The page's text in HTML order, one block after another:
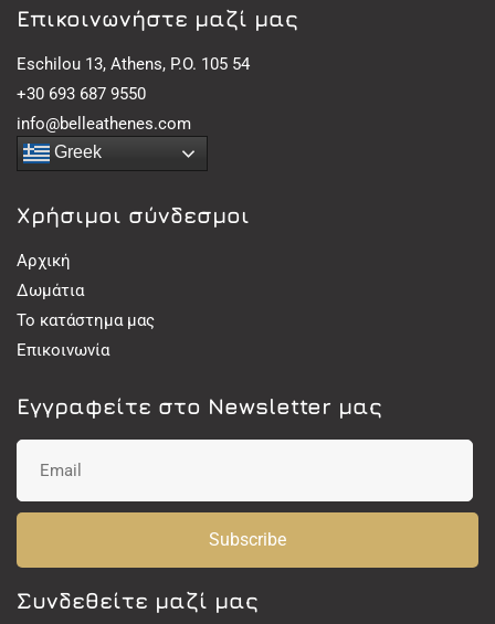
Eπικοινωνήστε μαζί μας
Eschilou 13, Athens, P.O. 105 54
+30 693 687 9550
info@belleathenes.com
Greek
Χρήσιμοι σύνδεσμοι
Αρχική
Δωμάτια
Το κατάστημα μας
Επικοινωνία
Εγγραφείτε στο Newsletter μας
Subscribe
Συνδεθείτε μαζί μας